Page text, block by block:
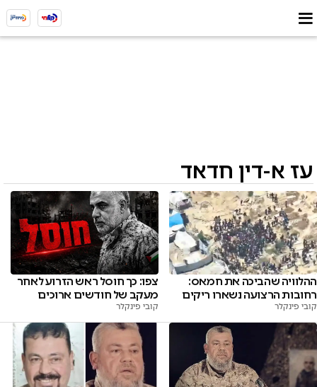
עז א-דין חדאד
ההלוויה שהביכה את חמאס:
רחובות הרצועה נשארו ריקים
קובי פינקלר
צפו: כך חוסל ראש הזרוע לאחר
מעקב של חודשים ארוכים
קובי פינקלר